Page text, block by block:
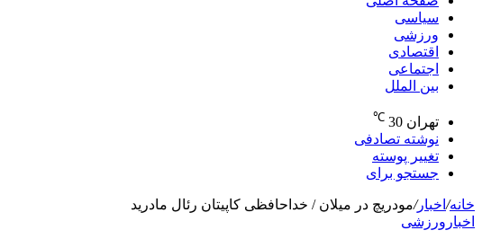
سیاسی
ورزشی
اقتصادی
اجتماعی
بین الملل
تهران 30
℃
نوشته تصادفی
تغییر پوسته
جستجو برای
خانه/ اخبار/مودریچ در میلان / خداحافظی کاپیتان رئال مادرید
اخبار ورزشی